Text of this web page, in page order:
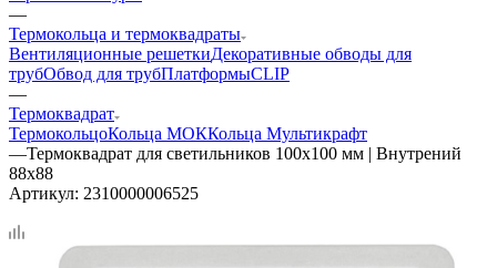
—
Термокольца и термоквадраты
Вентиляционные решеткиДекоративные обводы для
трубОбвод для трубПлатформыCLIP
—
Термоквадрат
ТермокольцоКольца МОККольца Мультикрафт
—Термоквадрат для светильников 100х100 мм | Внутрений
88х88
Артикул: 2310000006525